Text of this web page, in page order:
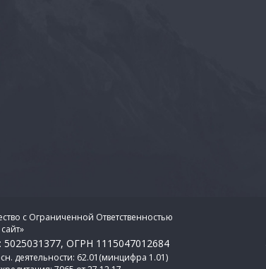
с Ограниченной Ответственностью
ОГРН 1115047012684
деятельности: 62.01(минцифра 1.01)